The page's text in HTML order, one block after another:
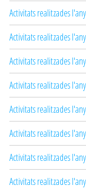
Activitats realitzades
Activitats realitzades
Activitats realitzades
Activitats realitzades
Activitats realitzades
Activitats realitzades
Activitats realitzades
Activitats realitzades